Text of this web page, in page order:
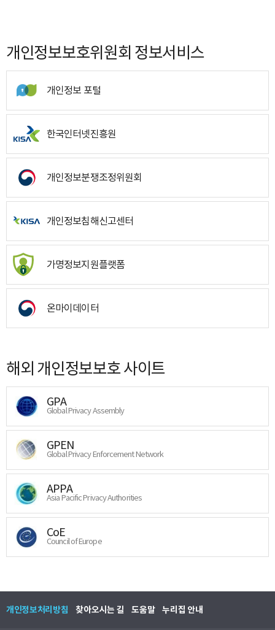
개인정보보호위원회 정보서비스
개인정보 포털
한국인터넷진흥원
개인정보분쟁조정위원회
개인정보침해신고센터
가명정보지원플랫폼
온마이데이터
해외 개인정보보호 사이트
GPA
Global Privacy Assembly
GPEN
Global Privacy Enforcement Network
APPA
Asia Pacific Privacy Authorities
CoE
Council of Europe
개인정보처리방침 찾아오시는 길 도움말 누리집 안내